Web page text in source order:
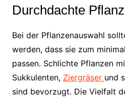
Durchdachte
Bei der Pflanzenauswahl
werden, dass sie zum
passen. Schlichte Pflanzen
Sukkulenten, Ziergräser und
sind bevorzugt. Die Vielfalt